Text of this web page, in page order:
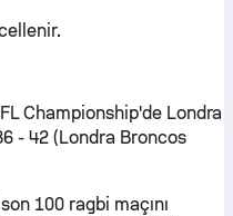
Championship'de Londra
- 42 (Londra Broncos
100 ragbi maçını